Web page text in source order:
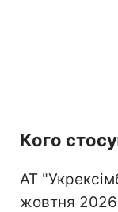
Кого
АТ
жовтня 2026